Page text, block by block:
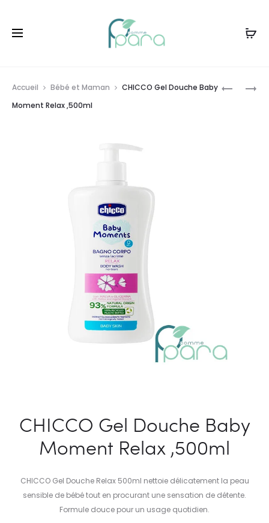
CHICCO
CHICCO
Accueil Bébé et Maman
CHICCO Gel Douche Baby
Moment Relax ,500ml
CHICCO Gel Douche Baby
Moment Relax ,500ml
CHICCO Gel Douche Relax 500ml nettoie délicatement la peau
sensible de bébé tout en procurant une sensation de détente.
Formule douce pour un usage quotidien.